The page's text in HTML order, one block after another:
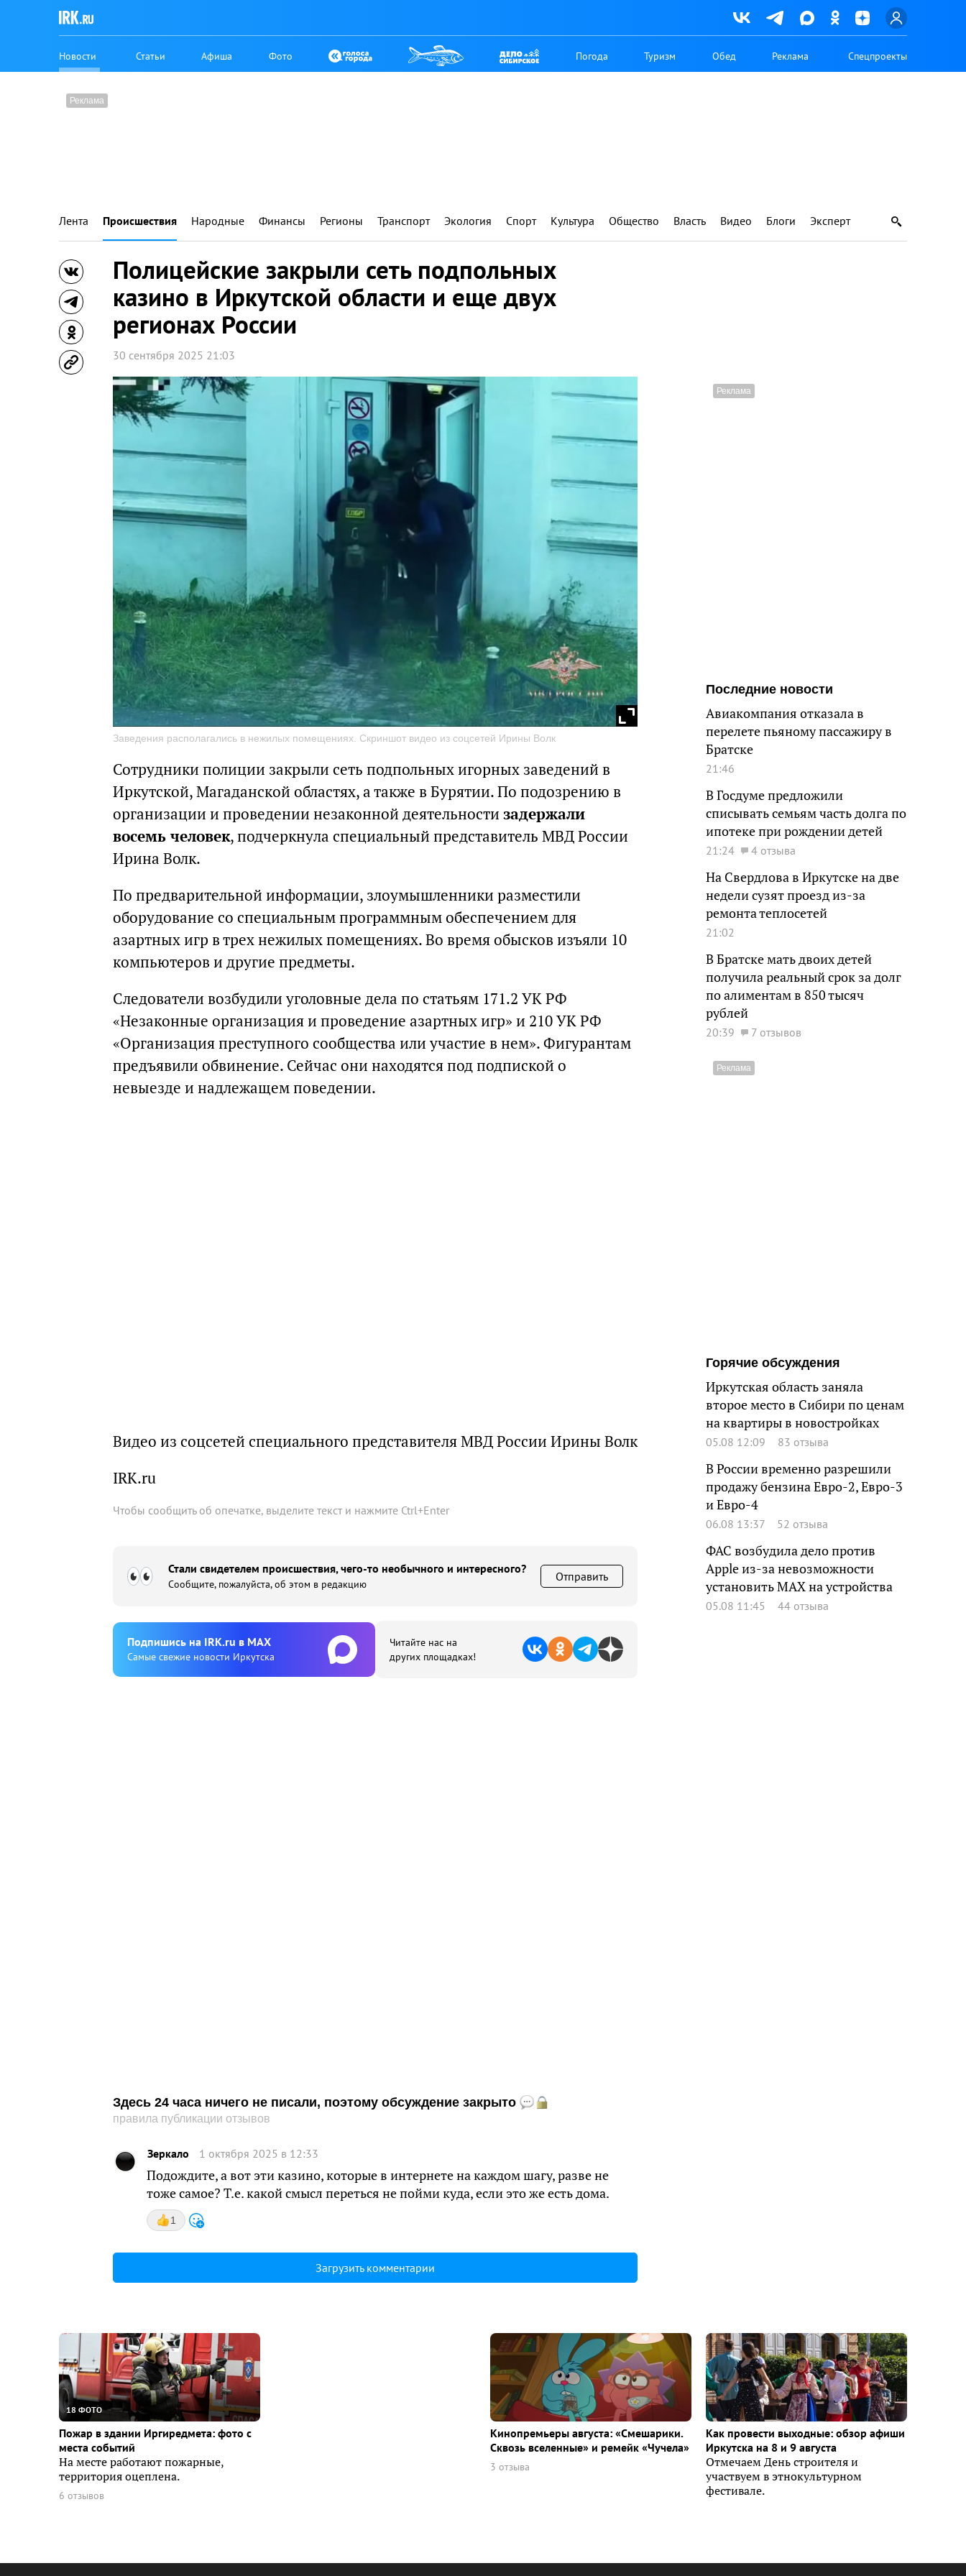
Новости Статьи Афиша Фото Погода Туризм Обед Реклама Спецпроекты
Лента Происшествия Народные Финансы Регионы Транспорт Экология Спорт Культура Общество Власть Видео Блоги Эксперт
Полицейские закрыли сеть подпольных
казино в Иркутской области и еще двух
регионах России
30 сентября 2025 21:03
Заведения располагались в нежилых помещениях. Скриншот видео из соцсетей Ирины Волк
Сотрудники полиции закрыли сеть подпольных игорных заведений в
Иркутской, Магаданской областях, а также в Бурятии. По подозрению в
организации и проведении незаконной деятельности задержали
восемь человек, подчеркнула специальный представитель МВД России
Ирина Волк.
По предварительной информации, злоумышленники разместили
оборудование со специальным программным обеспечением для
азартных игр в трех нежилых помещениях. Во время обысков изъяли 10
компьютеров и другие предметы.
Следователи возбудили уголовные дела по статьям 171.2 УК РФ
«Незаконные организация и проведение азартных игр» и 210 УК РФ
«Организация преступного сообщества или участие в нем». Фигурантам
предъявили обвинение. Сейчас они находятся под подпиской о
невыезде и надлежащем поведении.
Видео из соцсетей специального представителя МВД России Ирины Волк
IRK.ru
Чтобы сообщить об опечатке, выделите текст и нажмите Ctrl+Enter
Стали свидетелем происшествия, чего-то необычного и интересного?
Сообщите, пожалуйста, об этом в редакцию
Отправить
Подпишиcь на IRK.ru в MAX
Cамые свежие новости Иркутска
Читайте нас на
других площадках!
Здесь 24 часа ничего не писали, поэтому обсуждение закрыто
правила публикации отзывов
Зеркало 1 октября 2025 в 12:33
Подождите, а вот эти казино, которые в интернете на каждом шагу, разве не
тоже самое? Т.е. какой смысл переться не пойми куда, если это же есть дома.
1
Загрузить комментарии
Последние новости
Авиакомпания отказала в
перелете пьяному пассажиру в
Братске
21:46
В Госдуме предложили
списывать семьям часть долга по
ипотеке при рождении детей
21:24 4 отзыва
На Свердлова в Иркутске на две
недели сузят проезд из-за
ремонта теплосетей
21:02
В Братске мать двоих детей
получила реальный срок за долг
по алиментам в 850 тысяч
рублей
20:39 7 отзывов
Горячие обсуждения
Иркутская область заняла
второе место в Сибири по ценам
на квартиры в новостройках
05.08 12:09 83 отзыва
В России временно разрешили
продажу бензина Евро-2, Евро-3
и Евро-4
06.08 13:37 52 отзыва
ФАС возбудила дело против
Apple из-за невозможности
установить MAX на устройства
05.08 11:45 44 отзыва
18 ФОТО
Пожар в здании Иргиредмета: фото с
места событий
На месте работают пожарные,
территория оцеплена.
6 отзывов
Кинопремьеры августа: «Смешарики.
Сквозь вселенные» и ремейк «Чучела»
3 отзыва
Как провести выходные: обзор афиши
Иркутска на 8 и 9 августа
Отмечаем День строителя и
участвуем в этнокультурном
фестивале.